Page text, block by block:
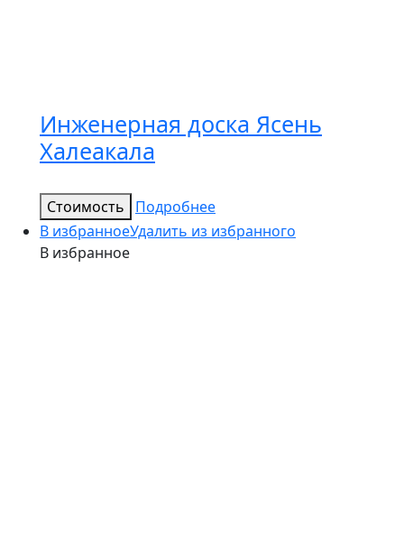
Инженерная доска Ясень
Халеакала
Стоимость
Подробнее
В избранноеУдалить из избранного
В избранное